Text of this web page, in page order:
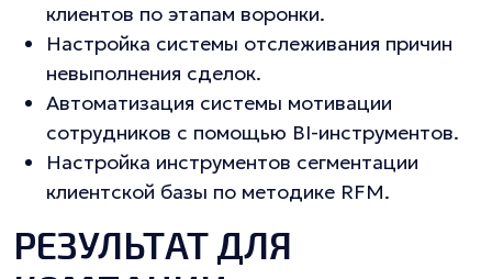
клиентов по этапам воронки.
Настройка системы отслеживания причин
невыполнения сделок.
Автоматизация системы мотивации
сотрудников с помощью BI-инструментов.
Настройка инструментов сегментации
клиентской базы по методике RFM.
РЕЗУЛЬТАТ ДЛЯ